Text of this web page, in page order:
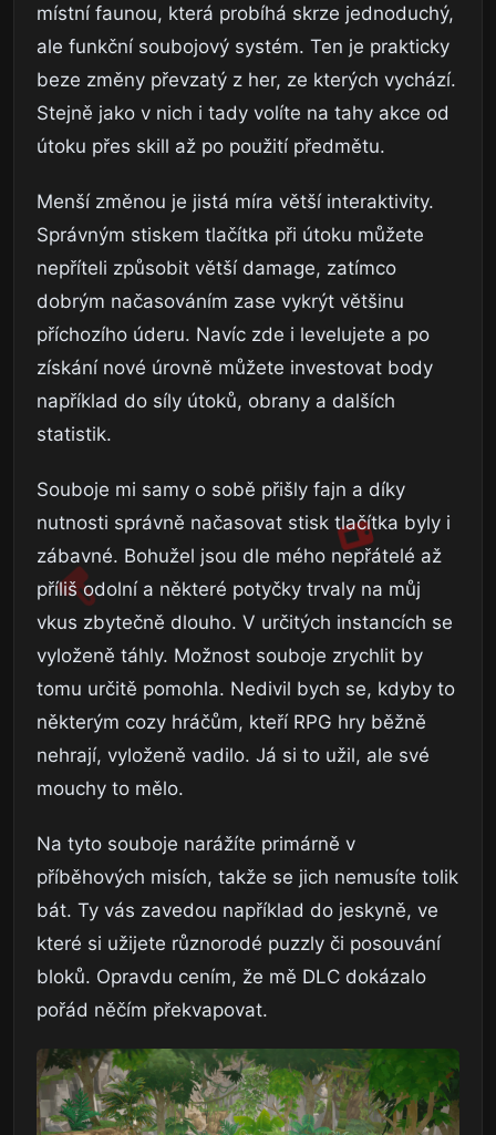
místní faunou, která probíhá skrze jednoduchý,
ale funkční soubojový systém. Ten je prakticky
beze změny převzatý z her, ze kterých vychází.
Stejně jako v nich i tady volíte na tahy akce od
útoku přes skill až po použití předmětu.
Menší změnou je jistá míra větší interaktivity.
Správným stiskem tlačítka při útoku můžete
nepříteli způsobit větší damage, zatímco
dobrým načasováním zase vykrýt většinu
příchozího úderu. Navíc zde i levelujete a po
získání nové úrovně můžete investovat body
například do síly útoků, obrany a dalších
statistik.
Souboje mi samy o sobě přišly fajn a díky
nutnosti správně načasovat stisk tlačítka byly i
zábavné. Bohužel jsou dle mého nepřátelé až
příliš odolní a některé potyčky trvaly na můj
vkus zbytečně dlouho. V určitých instancích se
vyloženě táhly. Možnost souboje zrychlit by
tomu určitě pomohla. Nedivil bych se, kdyby to
některým cozy hráčům, kteří RPG hry běžně
nehrají, vyloženě vadilo. Já si to užil, ale své
mouchy to mělo.
Na tyto souboje narážíte primárně v
příběhových misích, takže se jich nemusíte tolik
bát. Ty vás zavedou například do jeskyně, ve
které si užijete různorodé puzzly či posouvání
bloků. Opravdu cením, že mě DLC dokázalo
pořád něčím překvapovat.